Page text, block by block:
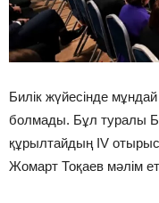
Билік жүйесінде
болмады. Бұл туралы
құрылтайдың IV
Жомарт Тоқаев мәлім